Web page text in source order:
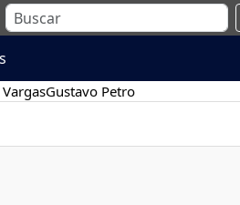
Gustavo Petro